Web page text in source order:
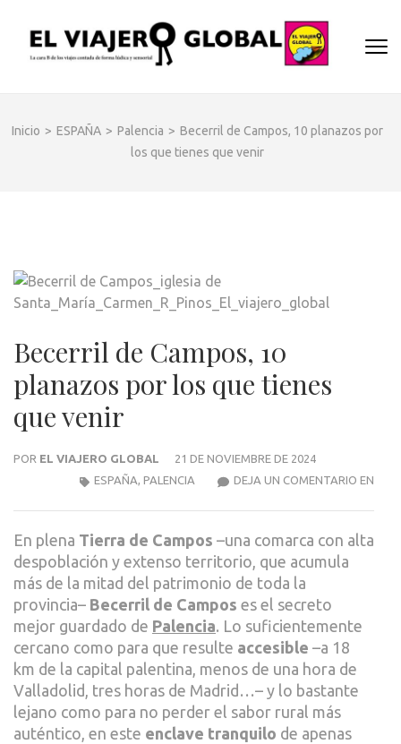
contenido
Intro)
EL
Un
Inicio > ESPAÑA > Palencia > Becerril de Campos, 10 planazos por
los que tienes que venir
Becerril de Campos, 10
planazos por los que tienes
que venir
POR EL VIAJERO GLOBAL
21 DE NOVIEMBRE DE 2024
DEJA UN COMENTARIO EN
ESPAÑA PALENCIA
En plena Tierra de Campos –una comarca con alta
despoblación y extenso territorio, que acumula
más de la mitad del patrimonio de toda la
provincia– Becerril de Campos es el secreto
mejor guardado de Palencia. Lo suficientemente
cercano como para que resulte accesible –a 18
km de la capital palentina, menos de una hora de
Valladolid, tres horas de Madrid…– y lo bastante
lejano como para no perder el sabor rural más
auténtico, en este enclave tranquilo de apenas